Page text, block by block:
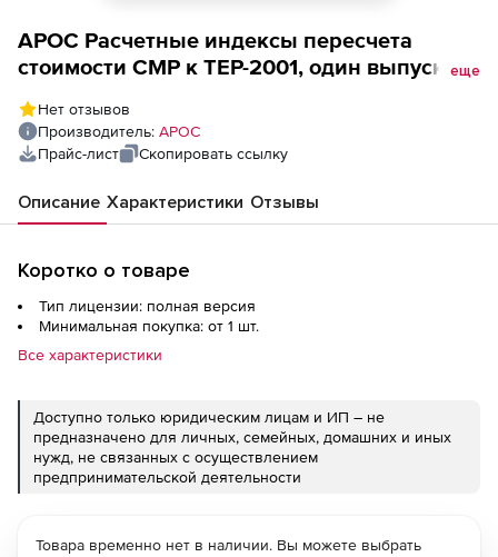
АРОС Расчетные индексы пересчета
стоимости СМР к ТЕР-2001, один выпуск
дубль
еще
Нет отзывов
Производитель: АРОС
Прайс-лист
Скопировать ссылку
Описание Характеристики Отзывы
Коротко о товаре
Тип лицензии: полная версия
Минимальная покупка: от 1 шт.
Все характеристики
Доступно только юридическим лицам и ИП – не
предназначено для личных, семейных, домашних и иных
нужд, не связанных с осуществлением
предпринимательской деятельности
Товара временно нет в наличии. Вы можете выбрать